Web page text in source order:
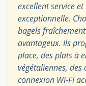
excellent service
exceptionnelle.
bagels
avantageux. Ils
place, des plats à
végétaliennes,
connexion Wi-Fi